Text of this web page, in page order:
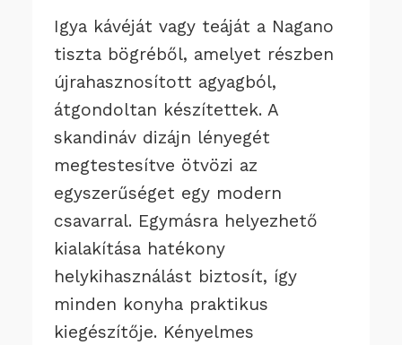
Igya kávéját vagy teáját a Nagano
tiszta bögréből, amelyet részben
újrahasznosított agyagból,
átgondoltan készítettek. A
skandináv dizájn lényegét
megtestesítve ötvözi az
egyszerűséget egy modern
csavarral. Egymásra helyezhető
kialakítása hatékony
helykihasználást biztosít, így
minden konyha praktikus
kiegészítője. Kényelmes